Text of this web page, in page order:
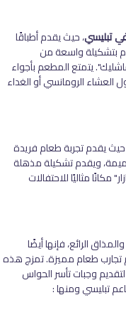
تبليسي، حيث يقدم أطباقًا
بتشكيلة واسعة من
يتمتع المطعم بأجواء
العشاء الرومانسي أو الغداء
حيث يقدم تجربة طعام فريدة
ويقدم تشكيلة مذهلة
مكانًا مثاليًا للاحتفالات
الرائع، فإنها أيضًا
تجارب طعام مميزة. تمزج هذه
لتقديم وجبات تأسر الحواس
تبليسي ومنها :